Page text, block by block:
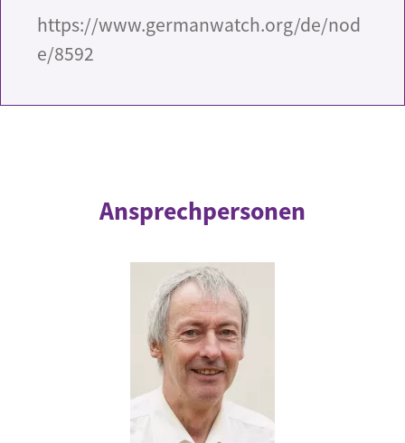
https://www.germanwatch.org/de/nod
e/8592
Ansprechpersonen